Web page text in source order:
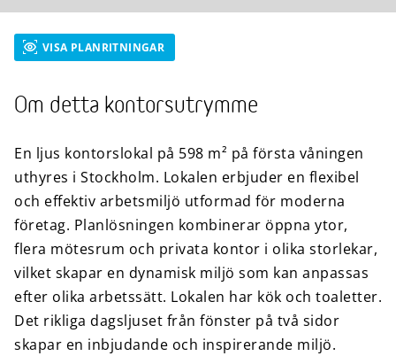
VISA PLANRITNINGAR
Om detta kontorsutrymme
En ljus kontorslokal på 598 m² på första våningen
uthyres i Stockholm. Lokalen erbjuder en flexibel
och effektiv arbetsmiljö utformad för moderna
företag. Planlösningen kombinerar öppna ytor,
flera mötesrum och privata kontor i olika storlekar,
vilket skapar en dynamisk miljö som kan anpassas
efter olika arbetssätt. Lokalen har kök och toaletter.
Det rikliga dagsljuset från fönster på två sidor
skapar en inbjudande och inspirerande miljö.